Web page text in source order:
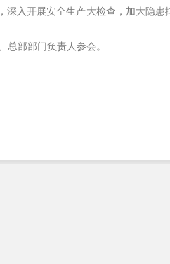
深入开展安全生产大检查，加大隐
总部部门负责人参会。